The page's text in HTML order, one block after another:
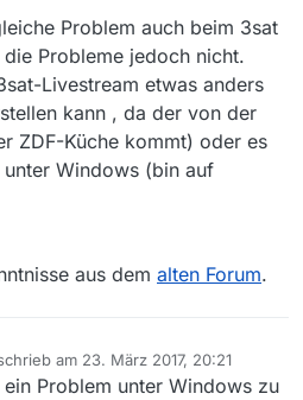
Problem auch beim 3sat
Probleme jedoch nicht.
Livestream etwas anders
kann , da der von der
ZDF-Küche kommt) oder es
Windows (bin auf
aus dem alten Forum.
am 23. März 2017, 20:21
editiert von
Problem unter Windows zu